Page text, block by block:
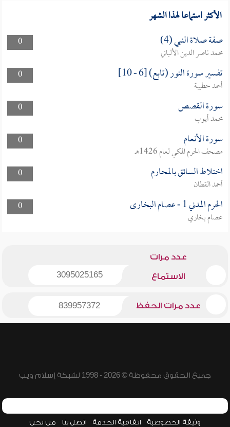
الأكثر استماعا لهذا الشهر
0 صفة صلاة النبي (4)
محمد ناصر الدين الألباني
0
تفسير سورة النور (تابع) [6 - 10]
أحمد حطيبة
0
سورة القصص
محمد أيوب
0
سورة الأنعام
مصحف الحرم المكي لعام 1426هـ
0
اختلاط السائق بالمحارم
أحمد القطان
0
الحرم المدني 1 - عصام البخارى
عصام بخاري
عدد مرات
الاستماع 3095025165
عدد مرات الحفظ 839957372
جميع الحقوق محفوظة © 2026 - 1998 لشبكة إسلام ويب
وثيقة الخصوصية اتفاقية الخدمة اتصل بنا من نحن